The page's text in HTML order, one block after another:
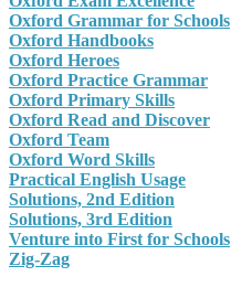
Oxford Grammar for Schools
Oxford Handbooks
Oxford Heroes
Oxford Practice Grammar
Oxford Primary Skills
Oxford Read and Discover
Oxford Team
Oxford Word Skills
Practical English Usage
Solutions, 2nd Edition
Solutions, 3rd Edition
Venture into First for Schools
Zig-Zag